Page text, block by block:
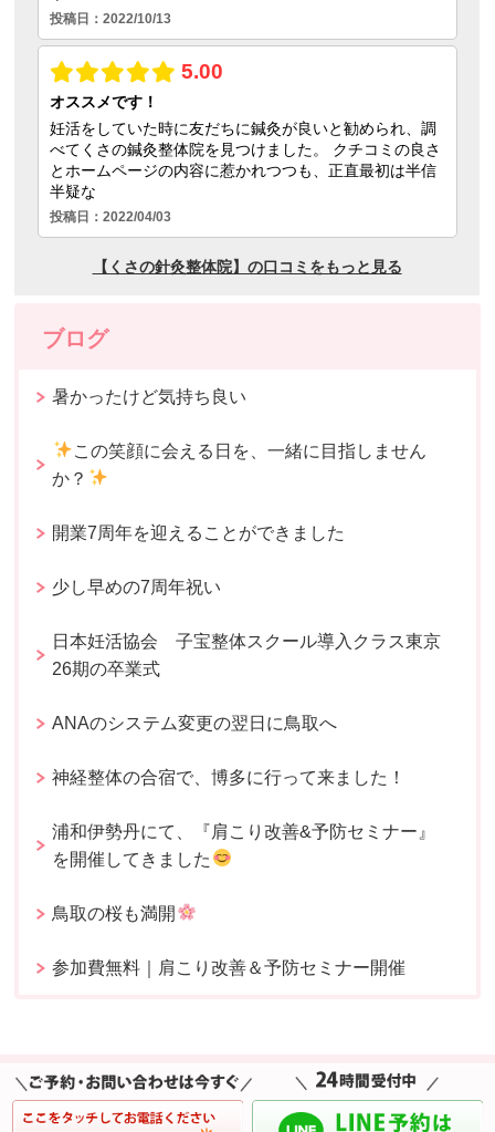
ブログ
暑かったけど気持ち良い
この笑顔に会える日を、一緒に目指しません
か？
開業7周年を迎えることができました
少し早めの7周年祝い
日本妊活協会 子宝整体スクール導入クラス東京
26期の卒業式
ANAのシステム変更の翌日に鳥取へ
神経整体の合宿で、博多に行って来ました！
浦和伊勢丹にて、『肩こり改善&予防セミナー』
を開催してきました
鳥取の桜も満開
参加費無料｜肩こり改善＆予防セミナー開催